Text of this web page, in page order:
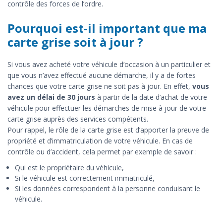
contrôle des forces de l’ordre.
Pourquoi est-il important que ma
carte grise soit à jour ?
Si vous avez acheté votre véhicule d’occasion à un particulier et
que vous n’avez effectué aucune démarche, il y a de fortes
chances que votre carte grise ne soit pas à jour. En effet, vous
avez un délai de 30 jours à partir de la date d’achat de votre
véhicule pour effectuer les démarches de mise à jour de votre
carte grise auprès des services compétents.
Pour rappel, le rôle de la carte grise est d’apporter la preuve de
propriété et d’immatriculation de votre véhicule. En cas de
contrôle ou d’accident, cela permet par exemple de savoir :
Qui est le propriétaire du véhicule,
Si le véhicule est correctement immatriculé,
Si les données correspondent à la personne conduisant le
véhicule.